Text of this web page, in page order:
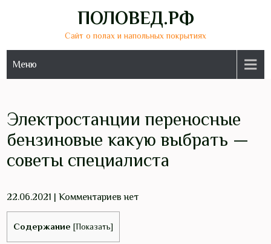
ПОЛОВЕД.РФ
Сайт о полах и напольных покрытиях
Меню
Электростанции переносные
бензиновые какую выбрать —
советы специалиста
22.06.2021 |Комментариев нет
Содержание [Показать]